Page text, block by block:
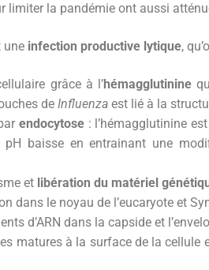
limiter la pandémie ont aussi
une infection productive lytique,
grâce à l’hémagglutinine
de Influenzaest lié à la
endocytose : l’hémagglutinine
baisse en entrainant une
et libération du matériel
dans le noyau de l’eucaryote et
d’ARN dans la capside et
matures à la surface de la cellule